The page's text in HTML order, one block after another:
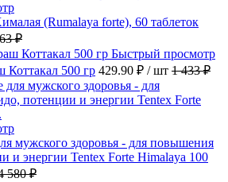
(Rumalaya forte), 60 таблеток
₽
Быстрый просмотр
500 гр 429.90 ₽ / шт 1 433 ₽
мужского здоровья - для повышения
и энергии Tentex Forte Himalaya 100
580 ₽